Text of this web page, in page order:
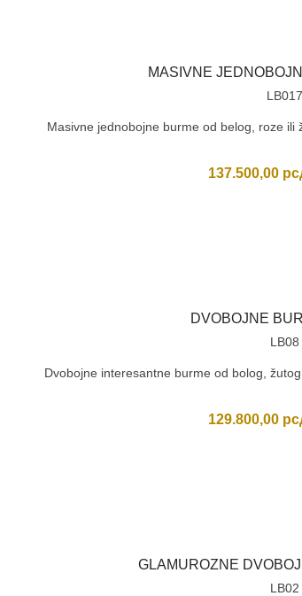
MASIVNE
LB017
Masivne jednobojne burme od belog, roze ili
137.500,00
DVOBOJNE
LB08
Dvobojne interesantne burme od bolog,
129.800,00
GLAMUROZNE
LB02